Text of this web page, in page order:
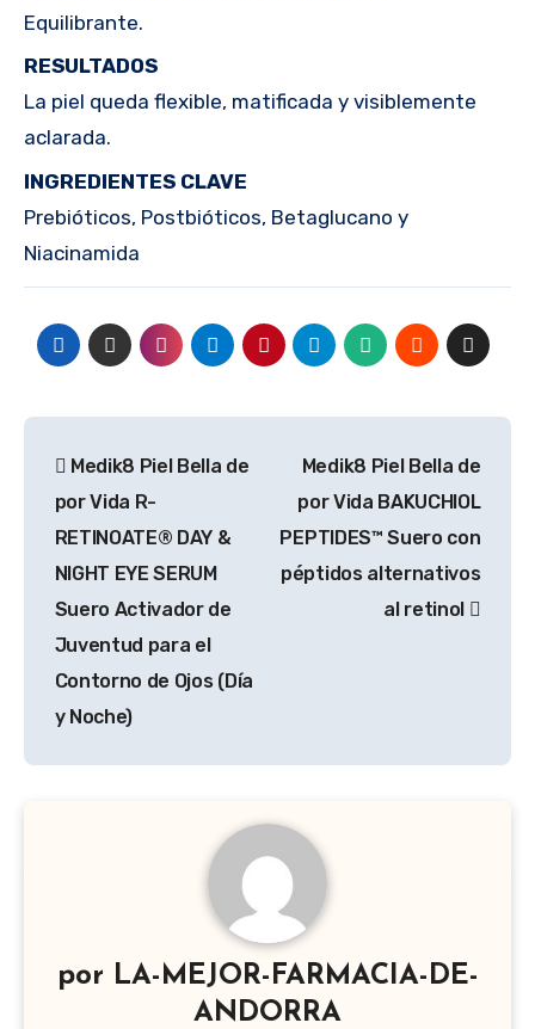
Equilibrante.
RESULTADOS
La piel queda flexible, matificada y visiblemente
aclarada.
INGREDIENTES CLAVE
Prebióticos, Postbióticos, Betaglucano y
Niacinamida
de
entradas
Medik8 Piel Bella de
por Vida R-
RETINOATE® DAY &
NIGHT EYE SERUM
Suero Activador de
Juventud para el
Contorno de Ojos (Día
y Noche)
Medik8 Piel Bella de
por Vida BAKUCHIOL
PEPTIDES™ Suero con
péptidos alternativos
al retinol
por LA-MEJOR-FARMACIA-DE-
ANDORRA